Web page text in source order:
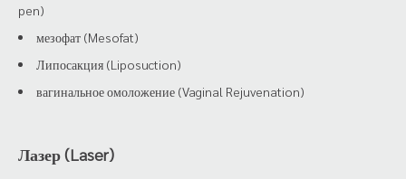
pen)
мезофат (Mesofat)
Липосакция (Liposuction)
вагинальное омоложение (Vaginal Rejuvenation)
Лазер (Laser)